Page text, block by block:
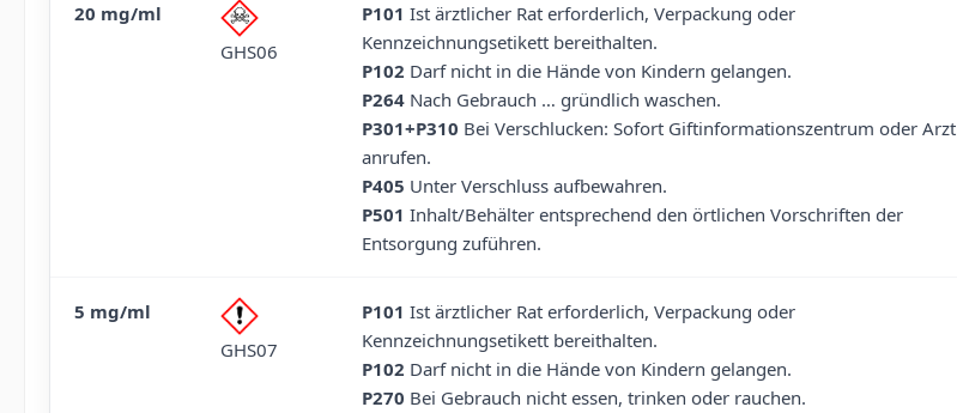
20 mg/ml
GHS06
P101 Ist ärztlicher Rat erforderlich, Verpackung oder
Kennzeichnungsetikett bereithalten.
P102 Darf nicht in die Hände von Kindern gelangen.
P264 Nach Gebrauch … gründlich waschen.
P301+P310 Bei Verschlucken: Sofort Giftinformationszentrum oder Arzt
anrufen.
P405 Unter Verschluss aufbewahren.
P501 Inhalt/Behälter entsprechend den örtlichen Vorschriften der
Entsorgung zuführen.
5 mg/ml
GHS07
P101 Ist ärztlicher Rat erforderlich, Verpackung oder
Kennzeichnungsetikett bereithalten.
P102 Darf nicht in die Hände von Kindern gelangen.
P270 Bei Gebrauch nicht essen, trinken oder rauchen.